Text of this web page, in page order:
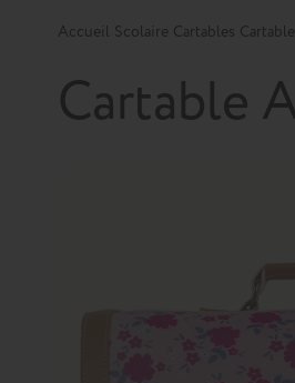
Accueil Scolaire Cartables
Cartable